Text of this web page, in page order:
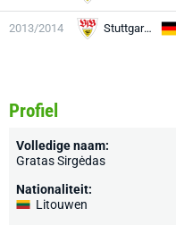
2013/2014 Stuttgart II
Profiel
Volledige naam:
Gratas Sirgėdas
Nationaliteit:
Litouwen